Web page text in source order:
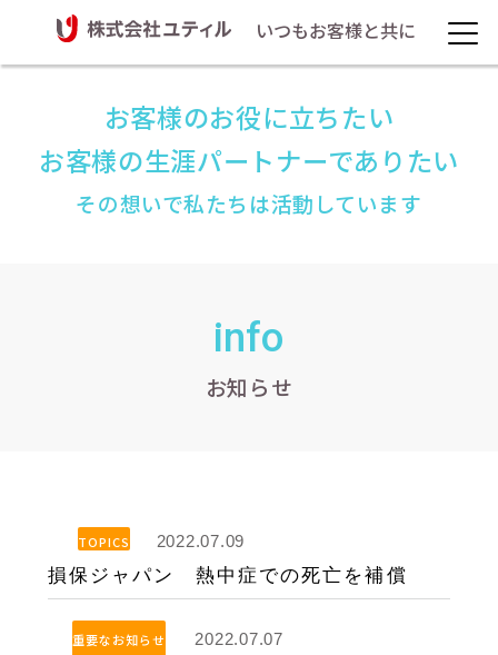
いつもお客様と共に
お客様のお役に立ちたい
お客様の生涯パートナーでありたい
その想いで私たちは活動しています
info
お知らせ
TOPICS 2022.07.09
損保ジャパン 熱中症での死亡を補償
重要なお知らせ 2022.07.07